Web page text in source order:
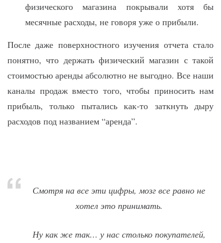
физического магазина покрывали хотя бы
месячные расходы, не говоря уже о прибыли.
После даже поверхностного изучения отчета стало
понятно, что держать физический магазин с такой
стоимостью аренды абсолютно не выгодно. Все наши
каналы продаж вместо того, чтобы приносить нам
прибыль, только пытались как-то заткнуть дыру
расходов под названием “аренда”.
Смотря на все эти цифры, мозг все равно не
хотел это принимать.
Ну как же так… у нас столько покупателей,